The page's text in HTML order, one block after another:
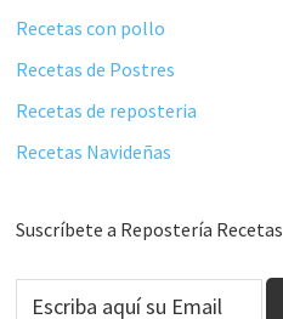
Recetas con pollo
Recetas de Postres
Recetas de reposteria
Recetas Navideñas
Suscríbete a Repostería Recetas